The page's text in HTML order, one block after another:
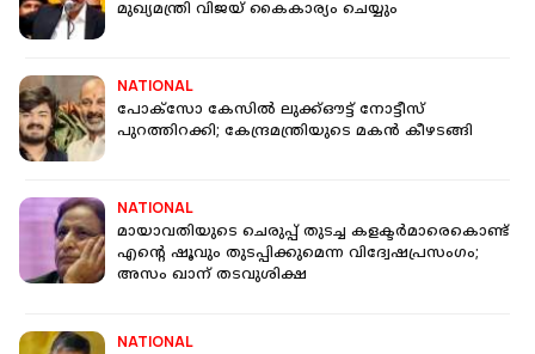
മുഖ്യമന്ത്രി വിജയ് കൈകാര്യം ചെയ്യും
NATIONAL
പോക്‌സോ കേസില്‍ ലുക്ക്ഔട്ട് നോട്ടീസ്
പുറത്തിറക്കി; കേന്ദ്രമന്ത്രിയുടെ മകന്‍ കീഴടങ്ങി
NATIONAL
മായാവതിയുടെ ചെരുപ്പ് തുടച്ച കളക്ടർമാരെകൊണ്ട്
എന്റെ ഷൂവും തുടപ്പിക്കുമെന്ന വിദ്വേഷപ്രസംഗം;
അസം ഖാന് തടവുശിക്ഷ
NATIONAL